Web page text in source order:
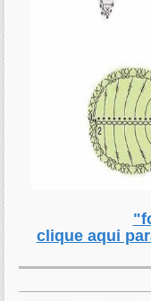
clique aqui